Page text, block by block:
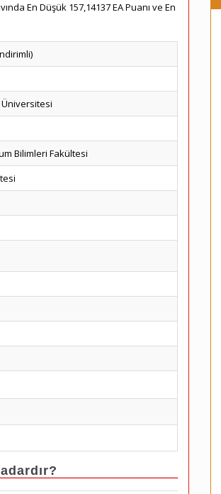
En Düşük 157,14137 EA Puanı ve En
Bilimleri Fakültesi